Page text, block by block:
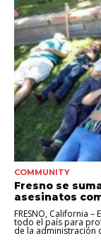
COMMUNITY
Fresno se
asesinatos
FRESNO, California
todo el país para
de la administración